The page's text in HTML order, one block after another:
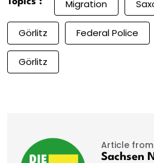
Migration
Görlitz Federal Police
Görlitz
Article from
Sachsen